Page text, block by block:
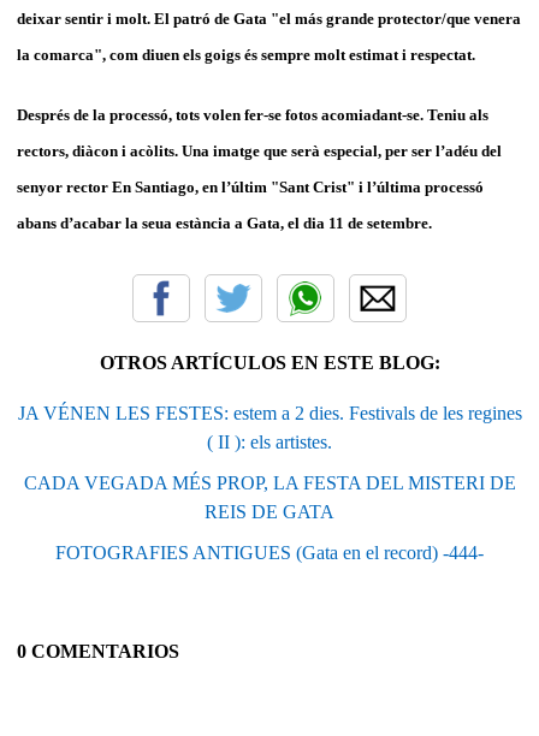
deixar sentir i molt. El patró de Gata "el más grande protector/que venera
la comarca", com diuen els goigs és sempre molt estimat i respectat.
Després de la processó, tots volen fer-se fotos acomiadant-se. Teniu als
rectors, diàcon i acòlits. Una imatge que serà especial, per ser l’adéu del
senyor rector En Santiago, en l’últim "Sant Crist" i l’última processó
abans d’acabar la seua estància a Gata, el dia 11 de setembre.
OTROS ARTÍCULOS EN ESTE BLOG:
JA VÉNEN LES FESTES: estem a 2 dies. Festivals de les regines
( II ): els artistes.
CADA VEGADA MÉS PROP, LA FESTA DEL MISTERI DE
REIS DE GATA
FOTOGRAFIES ANTIGUES (Gata en el record) -444-
0 COMENTARIOS